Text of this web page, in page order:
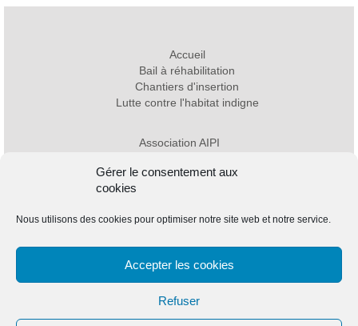
Gérer le consentement aux
cookies
Nous utilisons des cookies pour optimiser notre site web et notre service.
Accepter les cookies
Refuser
Accueil
Bail à réhabilitation
Chantiers d'insertion
Lutte contre l'habitat indigne
Association AIPI
Tel : 01 64 06 34 05 |contact@aipi-77.fr
Plan du site